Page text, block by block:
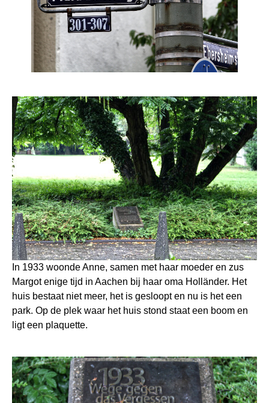
In 1933 woonde Anne, samen met haar moeder en zus
Margot enige tijd in Aachen bij haar oma Holländer. Het
huis bestaat niet meer, het is gesloopt en nu is het een
park. Op de plek waar het huis stond staat een boom en
ligt een plaquette.